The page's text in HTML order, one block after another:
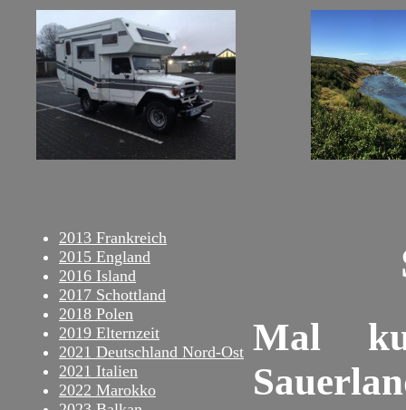
2013 Frankreich
2015 England
2016 Island
2017 Schottland
2018 Polen
2019 Elternzeit
2021 Deutschland Nord-Ost
2021 Italien
2022 Marokko
Mal